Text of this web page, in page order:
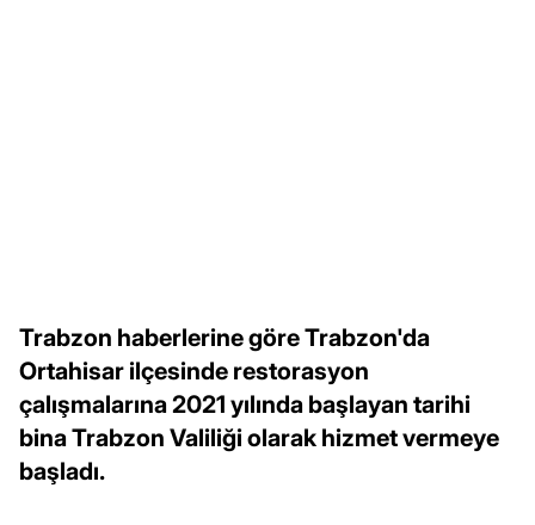
Trabzon haberlerine göre Trabzon'da
Ortahisar ilçesinde restorasyon
çalışmalarına 2021 yılında başlayan tarihi
bina Trabzon Valiliği olarak hizmet vermeye
başladı.